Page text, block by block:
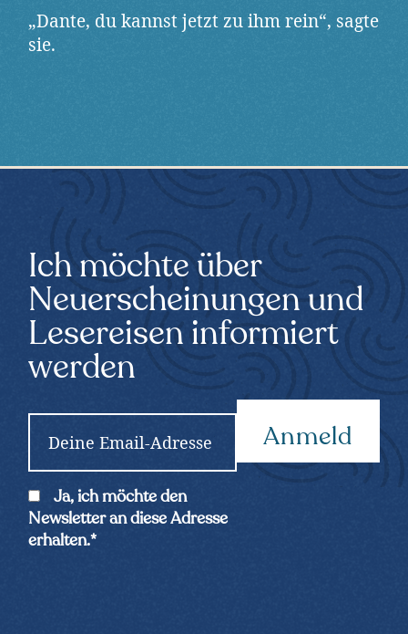
„Dante, du kannst jetzt zu ihm rein“, sagte
sie.
Ich möchte über
Neuerscheinungen und
Lesereisen informiert
werden
l
*
C
o
n
Ja, ich möchte den
Newsletter an diese Adresse
erhalten.*